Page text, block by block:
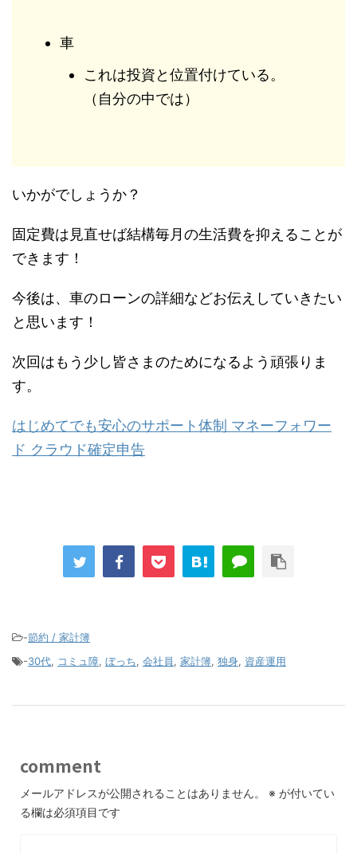
車
これは投資と位置付けている。
（自分の中では）
いかがでしょうか？
固定費は見直せば結構毎月の生活費を抑えることが
できます！
今後は、車のローンの詳細などお伝えしていきたい
と思います！
次回はもう少し皆さまのためになるよう頑張りま
す。
はじめてでも安心のサポート体制 マネーフォワー
ド クラウド確定申告
-節約 / 家計簿
-30代, コミュ障, ぼっち, 会社員, 家計簿, 独身, 資産運用
comment
メールアドレスが公開されることはありません。 ※ が付いてい
る欄は必須項目です